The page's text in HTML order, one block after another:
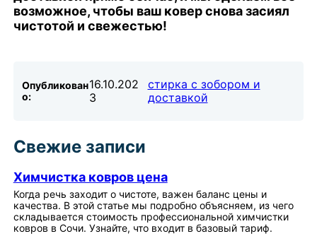
возможное, чтобы ваш ковер снова засиял
чистотой и свежестью!
Опубликован
о:
16.10.202
3
стирка с зобором и
доставкой
Свежие записи
Химчистка ковров цена
Когда речь заходит о чистоте, важен баланс цены и
качества. В этой статье мы подробно объясняем, из чего
складывается стоимость профессиональной химчистки
ковров в Сочи. Узнайте, что входит в базовый тариф.